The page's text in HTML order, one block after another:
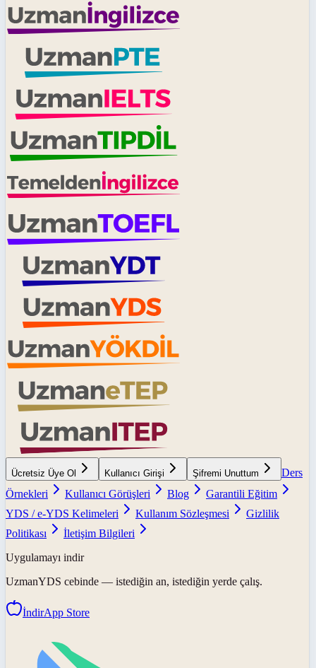
Ücretsiz Üye Ol Kullanıcı Girişi Şifremi Unuttum
Ders
Örnekleri
Kullanıcı Görüşleri Blog
Garantili Eğitim
YDS / e-YDS Kelimeleri
Kullanım Sözleşmesi
Gizlilik
Politikası
İletişim Bilgileri
Uygulamayı indir
UzmanYDS cebinde — istediğin an, istediğin yerde çalış.
İndirApp Store